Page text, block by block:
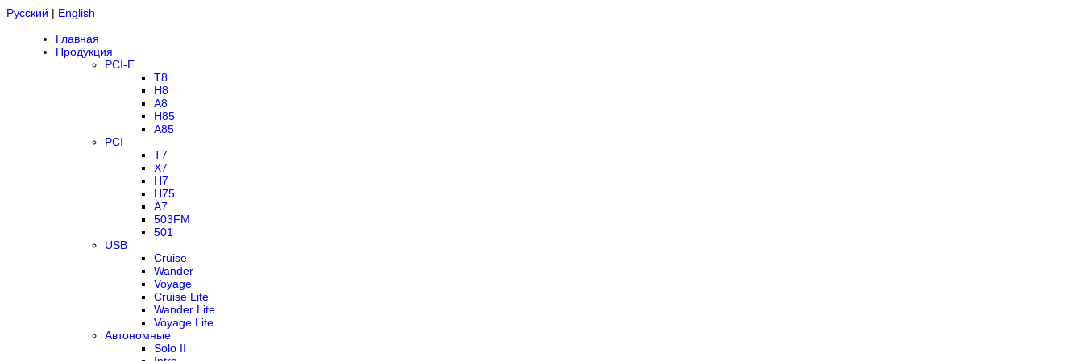
Русский | English
Главная
Продукция
PCI-E
T8
H8
A8
H85
A85
PCI
T7
X7
H7
H75
A7
503FM
501
USB
Cruise
Wander
Voyage
Cruise Lite
Wander Lite
Voyage Lite
Автономные
Solo II